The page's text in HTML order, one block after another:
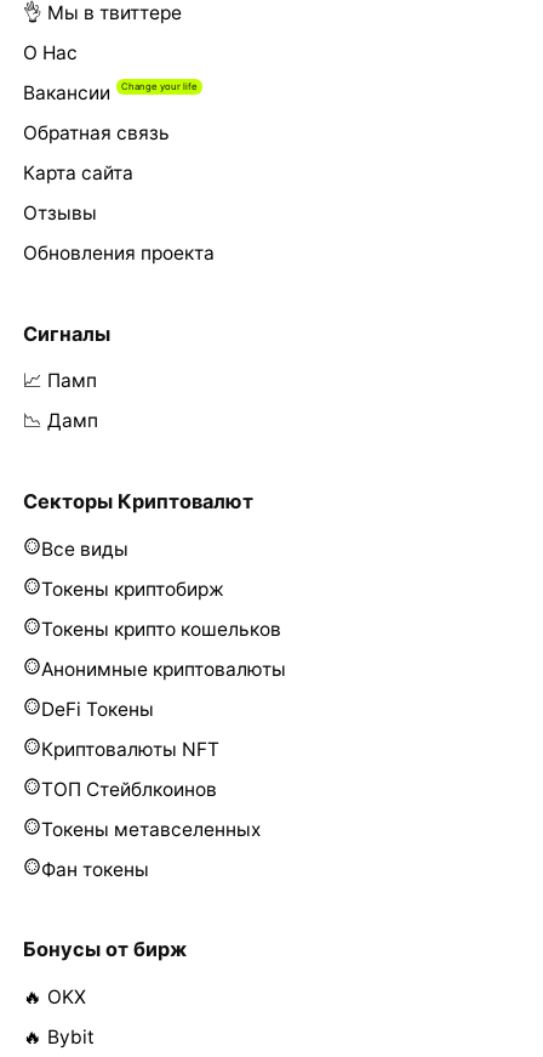
👌 Мы в твиттере
О Нас
Вакансии
Обратная связь
Карта сайта
Отзывы
Обновления проекта
Сигналы
📈 Памп
📉 Дамп
Секторы Криптовалют
Все виды
Токены криптобирж
Токены крипто кошельков
Анонимные криптовалюты
DeFi Токены
Криптовалюты NFT
ТОП Стейблкоинов
Токены метавселенных
Фан токены
Бонусы от бирж
🔥 OKX
🔥 Bybit